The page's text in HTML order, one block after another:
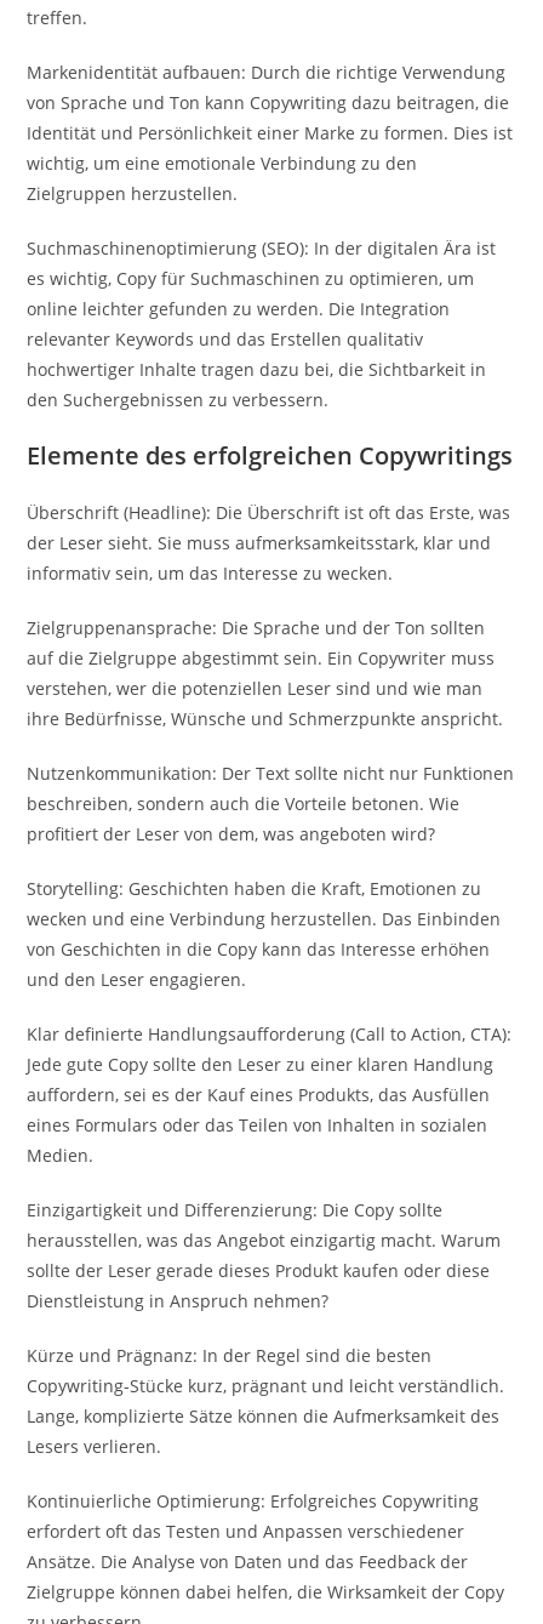
treffen.
Markenidentität aufbauen: Durch die richtige Verwendung
von Sprache und Ton kann Copywriting dazu beitragen, die
Identität und Persönlichkeit einer Marke zu formen. Dies ist
wichtig, um eine emotionale Verbindung zu den
Zielgruppen herzustellen.
Suchmaschinenoptimierung (SEO): In der digitalen Ära ist
es wichtig, Copy für Suchmaschinen zu optimieren, um
online leichter gefunden zu werden. Die Integration
relevanter Keywords und das Erstellen qualitativ
hochwertiger Inhalte tragen dazu bei, die Sichtbarkeit in
den Suchergebnissen zu verbessern.
Elemente des erfolgreichen Copywritings
Überschrift (Headline): Die Überschrift ist oft das Erste, was
der Leser sieht. Sie muss aufmerksamkeitsstark, klar und
informativ sein, um das Interesse zu wecken.
Zielgruppenansprache: Die Sprache und der Ton sollten
auf die Zielgruppe abgestimmt sein. Ein Copywriter muss
verstehen, wer die potenziellen Leser sind und wie man
ihre Bedürfnisse, Wünsche und Schmerzpunkte anspricht.
Nutzenkommunikation: Der Text sollte nicht nur Funktionen
beschreiben, sondern auch die Vorteile betonen. Wie
profitiert der Leser von dem, was angeboten wird?
Storytelling: Geschichten haben die Kraft, Emotionen zu
wecken und eine Verbindung herzustellen. Das Einbinden
von Geschichten in die Copy kann das Interesse erhöhen
und den Leser engagieren.
Klar definierte Handlungsaufforderung (Call to Action, CTA):
Jede gute Copy sollte den Leser zu einer klaren Handlung
auffordern, sei es der Kauf eines Produkts, das Ausfüllen
eines Formulars oder das Teilen von Inhalten in sozialen
Medien.
Einzigartigkeit und Differenzierung: Die Copy sollte
herausstellen, was das Angebot einzigartig macht. Warum
sollte der Leser gerade dieses Produkt kaufen oder diese
Dienstleistung in Anspruch nehmen?
Kürze und Prägnanz: In der Regel sind die besten
Copywriting-Stücke kurz, prägnant und leicht verständlich.
Lange, komplizierte Sätze können die Aufmerksamkeit des
Lesers verlieren.
Kontinuierliche Optimierung: Erfolgreiches Copywriting
erfordert oft das Testen und Anpassen verschiedener
Ansätze. Die Analyse von Daten und das Feedback der
Zielgruppe können dabei helfen, die Wirksamkeit der Copy